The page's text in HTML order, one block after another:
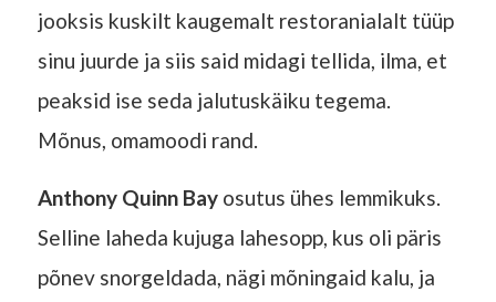
jooksis kuskilt kaugemalt restoranialalt tüüp
sinu juurde ja siis said midagi tellida, ilma, et
peaksid ise seda jalutuskäiku tegema.
Mõnus, omamoodi rand.
Anthony Quinn Bayosutus ühes lemmikuks.
Selline laheda kujuga lahesopp, kus oli päris
põnev snorgeldada, nägi mõningaid kalu, ja